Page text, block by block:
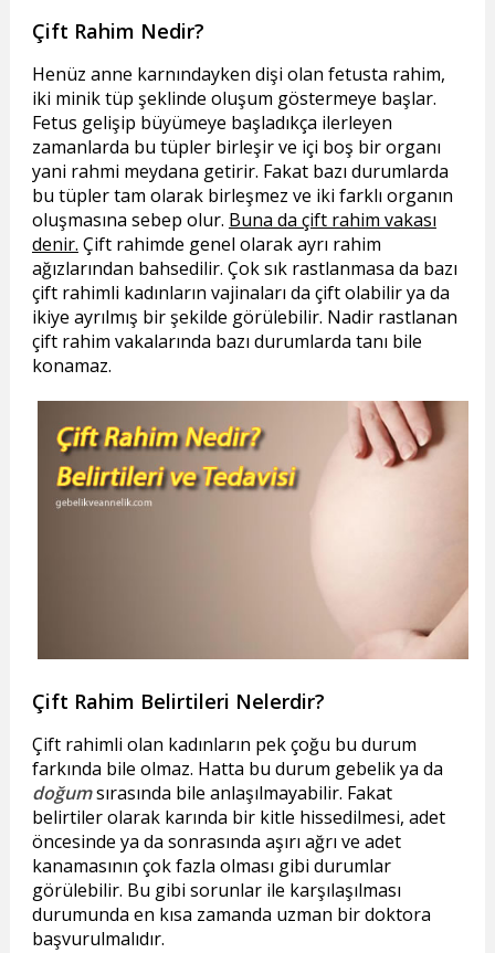
Çift Rahim Nedir?
Henüz anne karnındayken dişi olan fetusta rahim,
iki minik tüp şeklinde oluşum göstermeye başlar.
Fetus gelişip büyümeye başladıkça ilerleyen
zamanlarda bu tüpler birleşir ve içi boş bir organı
yani rahmi meydana getirir. Fakat bazı durumlarda
bu tüpler tam olarak birleşmez ve iki farklı organın
oluşmasına sebep olur. Buna da çift rahim vakası
denir. Çift rahimde genel olarak ayrı rahim
ağızlarından bahsedilir. Çok sık rastlanmasa da bazı
çift rahimli kadınların vajinaları da çift olabilir ya da
ikiye ayrılmış bir şekilde görülebilir. Nadir rastlanan
çift rahim vakalarında bazı durumlarda tanı bile
konamaz.
Çift Rahim Belirtileri Nelerdir?
Çift rahimli olan kadınların pek çoğu bu durum
farkında bile olmaz. Hatta bu durum gebelik ya da
doğumsırasında bile anlaşılmayabilir. Fakat
belirtiler olarak karında bir kitle hissedilmesi, adet
öncesinde ya da sonrasında aşırı ağrı ve adet
kanamasının çok fazla olması gibi durumlar
görülebilir. Bu gibi sorunlar ile karşılaşılması
durumunda en kısa zamanda uzman bir doktora
başvurulmalıdır.